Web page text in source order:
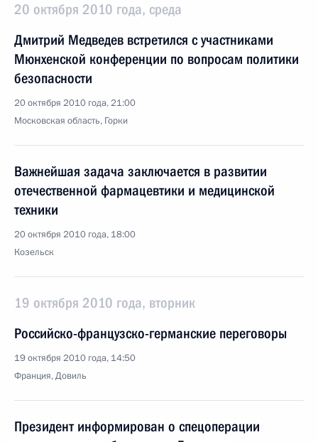
20 октября 2010 года, среда
Дмитрий Медведев встретился с участниками
Мюнхенской конференции по вопросам политики
безопасности
20 октября 2010 года, 21:00
Московская область, Горки
Важнейшая задача заключается в развитии
отечественной фармацевтики и медицинской
техники
20 октября 2010 года, 18:00
Козельск
19 октября 2010 года, вторник
Российско-французско-германские переговоры
19 октября 2010 года, 14:50
Франция, Довиль
Президент информирован о спецоперации